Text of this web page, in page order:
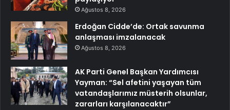
Ağustos 8, 2026
Erdoğan Cidde’de: Ortak savunma
anlaşması imzalanacak
Ağustos 8, 2026
AK Parti Genel Başkan Yardımcısı
Yayman: “Sel afetini yaşayan tüm
vatandaşlarımız müsterih olsunlar,
zararları karşılanacaktır”